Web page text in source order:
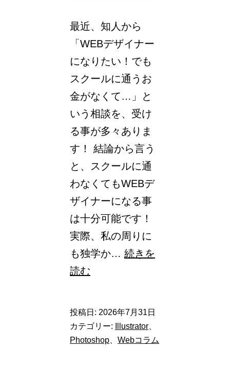
最近、知人から
「WEBデザイナー
になりたい！でも
スクールに通うお
金がなくて…」と
いう相談を、受け
る事が多々ありま
す！ 結論から言う
と、スクールに通
わなくてもWEBデ
ザイナーになる事
は十分可能です！
実際、私の周りに
も独学か… 続きを
読む
ル
に
投稿日: 2026年7月31日
カテゴリー:
Illustrator
Photoshop
Webコラム